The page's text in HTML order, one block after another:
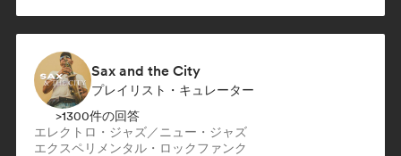
Sax and the City
プレイリスト・キュレーター
>1300件の回答
エレクトロ・ジャズ／ニュー・ジャズ
エクスペリメンタル・ロックファンク